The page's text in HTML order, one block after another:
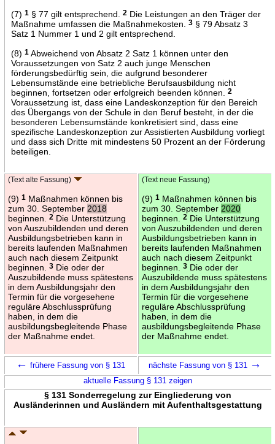
(7) 1§ 77 gilt entsprechend. 2Die Leistungen an den Träger der
Maßnahme umfassen die Maßnahmekosten.
3§ 79 Absatz 3
Satz 1 Nummer 1 und 2 gilt entsprechend.
(8) 1Abweichend von Absatz 2 Satz 1 können unter den
Voraussetzungen von Satz 2 auch junge Menschen
förderungsbedürftig sein, die aufgrund besonderer
Lebensumstände eine betriebliche Berufsausbildung nicht
beginnen, fortsetzen oder erfolgreich beenden können.
2
Voraussetzung ist, dass eine Landeskonzeption für den Bereich
des Übergangs von der Schule in den Beruf besteht, in der die
besonderen Lebensumstände konkretisiert sind, dass eine
spezifische Landeskonzeption zur Assistierten Ausbildung vorliegt
und dass sich Dritte mit mindestens 50 Prozent an der Förderung
beteiligen.
(Text alte Fassung)
(9) 1Maßnahmen können bis
zum 30. September 2018
beginnen.
2Die Unterstützung
von Auszubildenden und deren
Ausbildungsbetrieben kann in
bereits laufenden Maßnahmen
auch nach diesem Zeitpunkt
beginnen.
3Die oder der
Auszubildende muss spätestens
in dem Ausbildungsjahr den
Termin für die vorgesehene
reguläre Abschlussprüfung
haben, in dem die
ausbildungsbegleitende Phase
der Maßnahme endet.
(Text neue Fassung)
(9) 1Maßnahmen können bis
zum 30. September 2020
beginnen.
2Die Unterstützung
von Auszubildenden und deren
Ausbildungsbetrieben kann in
bereits laufenden Maßnahmen
auch nach diesem Zeitpunkt
beginnen.
3Die oder der
Auszubildende muss spätestens
in dem Ausbildungsjahr den
Termin für die vorgesehene
reguläre Abschlussprüfung
haben, in dem die
ausbildungsbegleitende Phase
der Maßnahme endet.
← frühere Fassung von § 131 nächste Fassung von § 131 →
aktuelle Fassung § 131 zeigen
§ 131 Sonderregelung zur Eingliederung von
Ausländerinnen und Ausländern mit Aufenthaltsgestattung